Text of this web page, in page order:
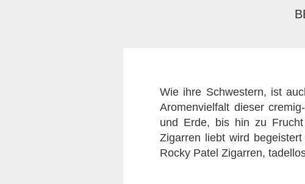
Wie ihre Schwestern, ist
Aromenvielfalt dieser
und Erde, bis hin zu
Zigarren liebt wird
Rocky Patel Zigarren,